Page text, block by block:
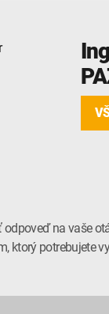
odpoveď na vaše
ktorý potrebujete